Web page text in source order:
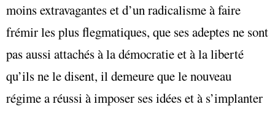
moins extravagantes et d’un radicalisme à faire
frémir les plus flegmatiques, que ses adeptes ne sont
pas aussi attachés à la démocratie et à la liberté
qu’ils ne le disent, il demeure que le nouveau
régime a réussi à imposer ses idées et à s’implanter